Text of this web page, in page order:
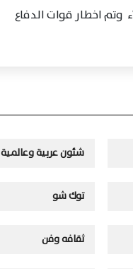
وتم اخطار قوات الدفاع
شئون عربية وعالمية
توك شو
ثقافه وفن